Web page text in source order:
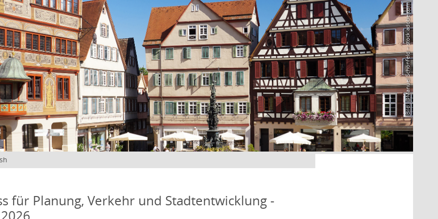
Bild: @Manuel Schönfeld – stock.adobe.com
für Planung, Verkehr und Stadtentwicklung -